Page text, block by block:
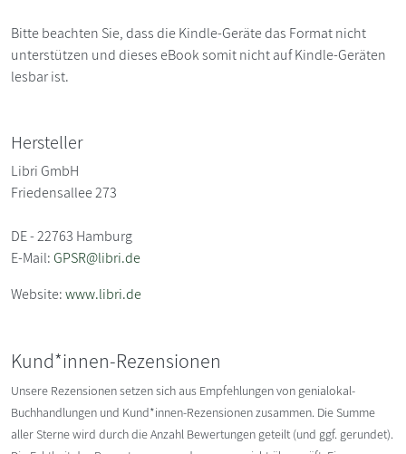
Bitte beachten Sie, dass die Kindle-Geräte das Format nicht
unterstützen und dieses eBook somit nicht auf Kindle-Geräten
lesbar ist.
Hersteller
Libri GmbH
Friedensallee 273
DE - 22763 Hamburg
E-Mail:GPSR@libri.de
Website:www.libri.de
Kund*innen-Rezensionen
Unsere Rezensionen setzen sich aus Empfehlungen von genialokal-
Buchhandlungen und Kund*innen-Rezensionen zusammen. Die Summe
aller Sterne wird durch die Anzahl Bewertungen geteilt (und ggf. gerundet).